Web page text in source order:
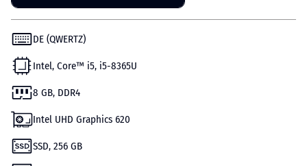
DE (QWERTZ)
Intel, Core™ i5, i5-8365U
8 GB, DDR4
Intel UHD Graphics 620
SSD, 256 GB